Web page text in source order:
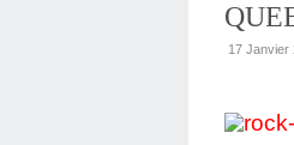
17 Janvier